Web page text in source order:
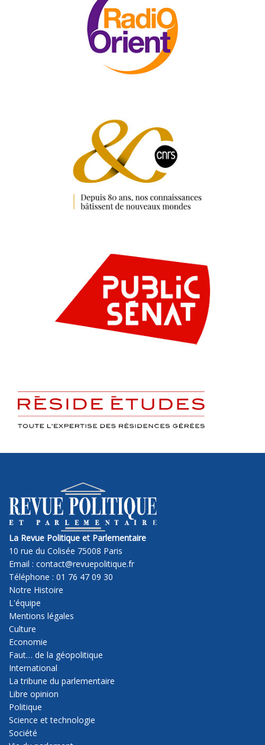
La Revue Politique et Parlementaire
10 rue du Colisée 75008 Paris
Email : contact@revuepolitique.fr
Téléphone : 01 76 47 09 30
Notre Histoire
L'équipe
Mentions légales
Culture
Economie
Faut… de la géopolitique
International
La tribune du parlementaire
Libre opinion
Politique
Science et technologie
Société